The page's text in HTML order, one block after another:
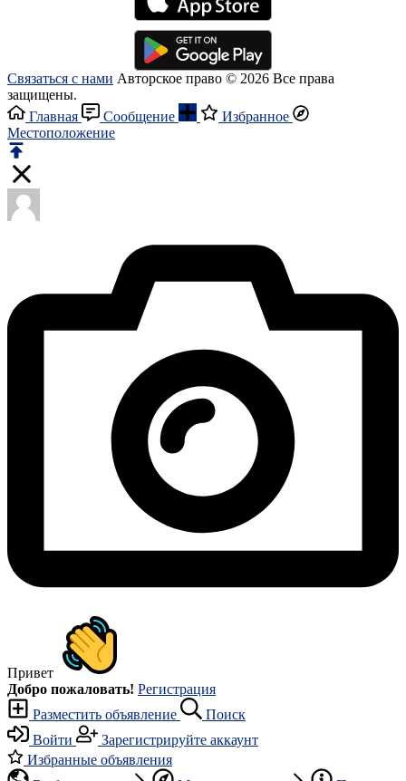
Связаться с нами Авторское право © 2026 Все права
защищены.
Главная
Сообщение
Избранное
Местоположение
Привет
Добро пожаловать! Регистрация
Разместить объявление
Поиск
Войти
Зарегистрируйте аккаунт
Избранные объявления